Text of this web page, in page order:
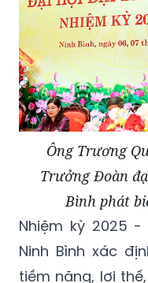
Ông Trương
Trưởng Đoàn
Bình phát
Nhiệm kỳ 2025 -
Ninh Bình xác
tiềm năng, lợi